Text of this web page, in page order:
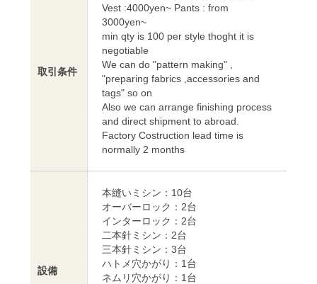
取引条件
Vest :4000yen~ Pants : from
3000yen~
min qty is 100 per style thoght it is
negotiable
We can do "pattern making" ,
"preparing fabrics ,accessories and
tags" so on
Also we can arrange finishing process
and direct shipment to abroad.
Factory Costruction lead time is
normally 2 months
設備
本縫いミシン：10台
オーバーロック：2台
インターロック：2台
二本針ミシン：2台
三本針ミシン：3台
ハトメ穴かがり：1台
ネムリ穴かがり：1台